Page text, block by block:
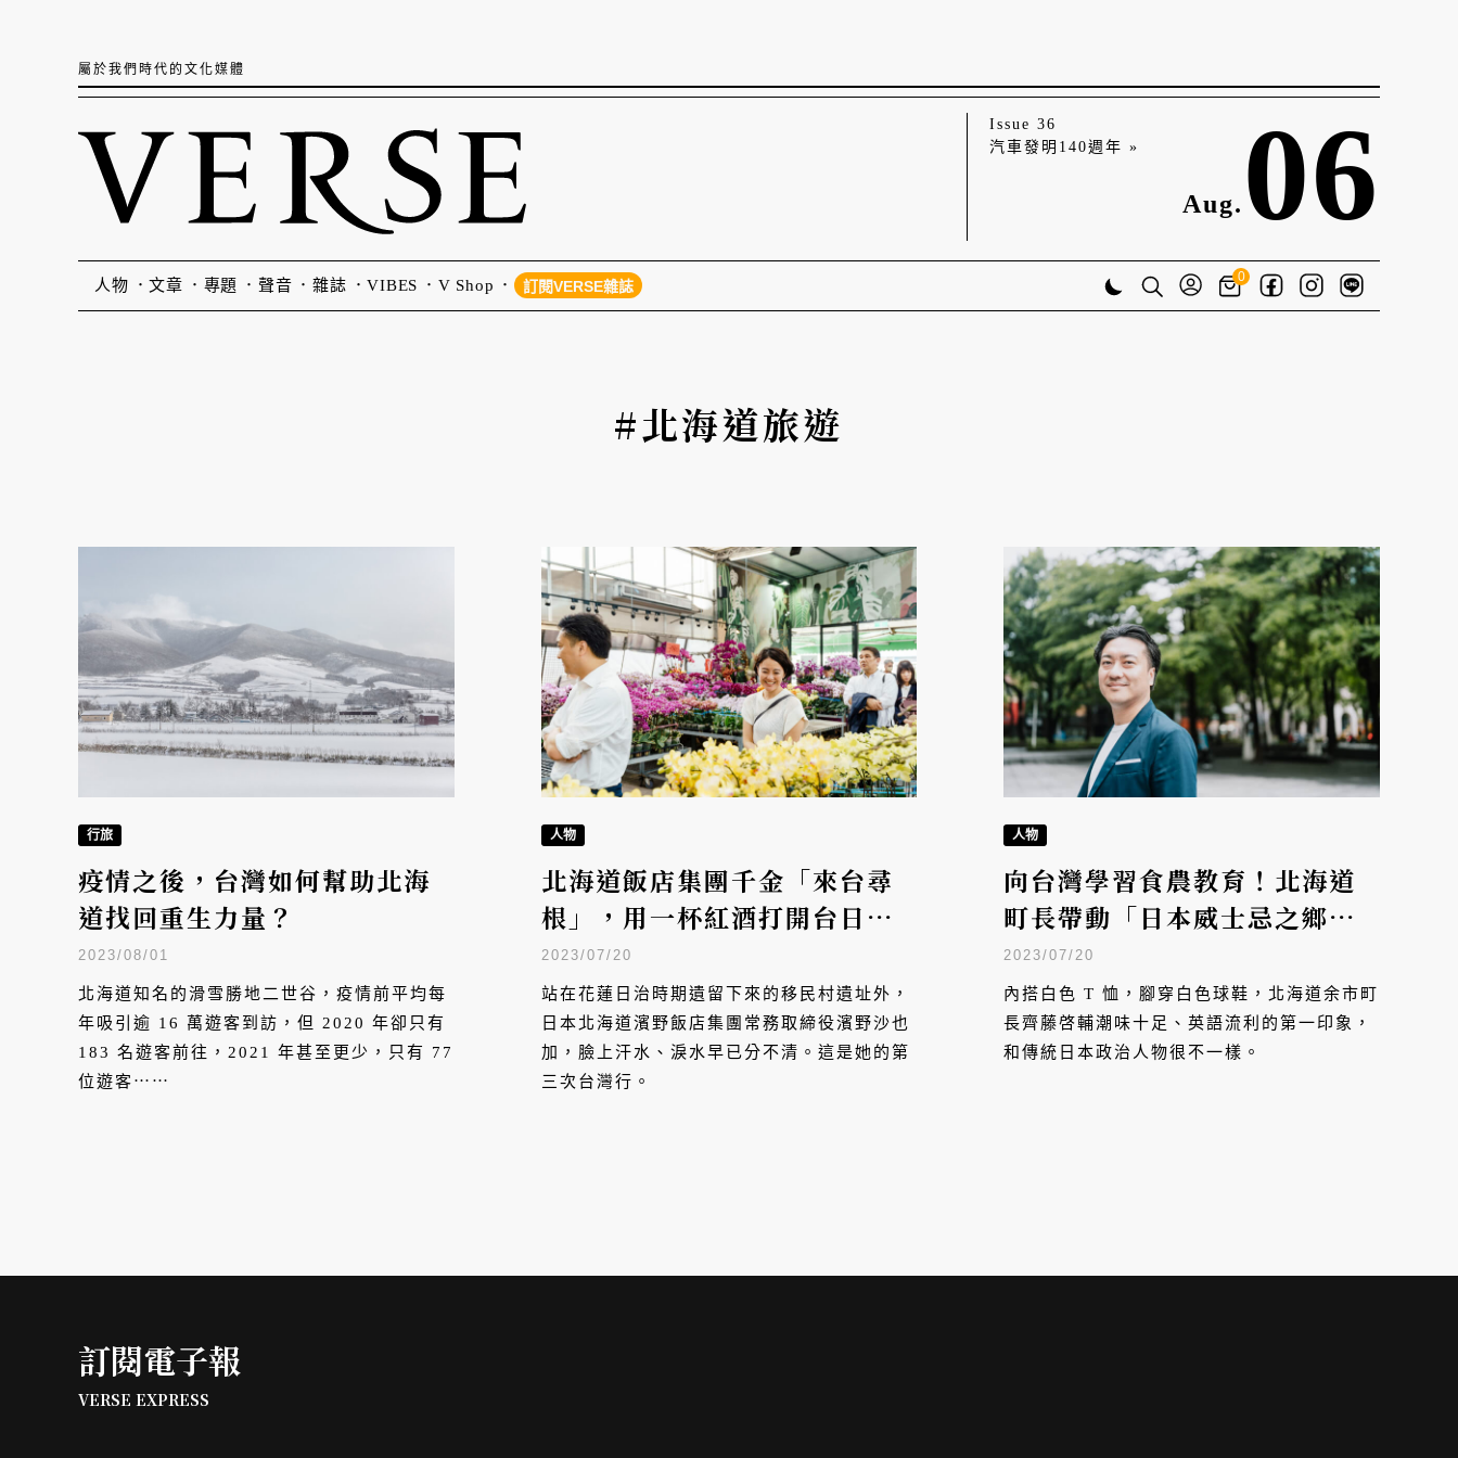
屬於我們時代的文化媒體
Issue 36
汽車發明140週年 »
Aug. 06
人物 文章 專題 聲音 雜誌 VIBES V Shop 訂閱VERSE雜誌
0
#北海道旅遊
行旅
疫情之後，台灣如何幫助北海
道找回重生力量？
2023/08/01
北海道知名的滑雪勝地二世谷，疫情前平均每
年吸引逾 16 萬遊客到訪，但 2020 年卻只有
183 名遊客前往，2021 年甚至更少，只有 77
位遊客⋯⋯
人物
北海道飯店集團千金「來台尋
根」，用一杯紅酒打開台日合
作
2023/07/20
站在花蓮日治時期遺留下來的移民村遺址外，
日本北海道濱野飯店集團常務取締役濱野沙也
加，臉上汗水、淚水早已分不清。這是她的第
三次台灣行。
人物
向台灣學習食農教育！北海道
町長帶動「日本威士忌之鄉」
疫後復甦
2023/07/20
內搭白色 T 恤，腳穿白色球鞋，北海道余市町
長齊藤啓輔潮味十足、英語流利的第一印象，
和傳統日本政治人物很不一樣。
訂閱電子報
VERSE EXPRESS